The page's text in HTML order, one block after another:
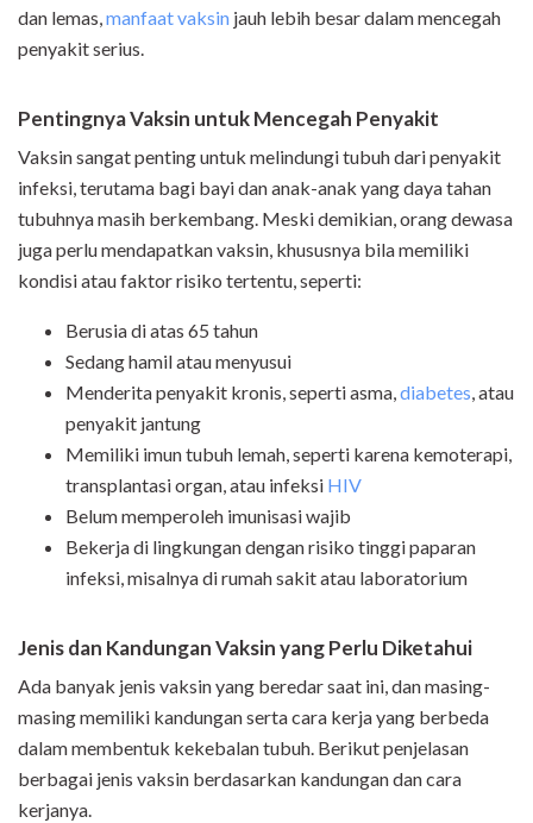
dan lemas,manfaat vaksin jauh lebih besar dalam mencegah
penyakit serius.
Pentingnya Vaksin untuk Mencegah Penyakit
Vaksin sangat penting untuk melindungi tubuh dari penyakit
infeksi, terutama bagi bayi dan anak-anak yang daya tahan
tubuhnya masih berkembang. Meski demikian, orang dewasa
juga perlu mendapatkan vaksin, khususnya bila memiliki
kondisi atau faktor risiko tertentu, seperti:
Berusia di atas 65 tahun
Sedang hamil atau menyusui
Menderita penyakit kronis, seperti asma,diabetes, atau
penyakit jantung
Memiliki imun tubuh lemah, seperti karena kemoterapi,
transplantasi organ, atau infeksi HIV
Belum memperoleh imunisasi wajib
Bekerja di lingkungan dengan risiko tinggi paparan
infeksi, misalnya di rumah sakit atau laboratorium
Jenis dan Kandungan Vaksin yang Perlu Diketahui
Ada banyak jenis vaksin yang beredar saat ini, dan masing-
masing memiliki kandungan serta cara kerja yang berbeda
dalam membentuk kekebalan tubuh. Berikut penjelasan
berbagai jenis vaksin berdasarkan kandungan dan cara
kerjanya.